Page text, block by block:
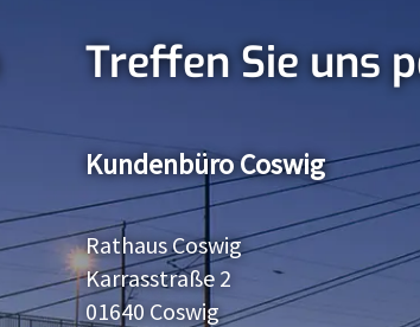
Treffen Sie uns
Kundenbüro Coswig
Rathaus Coswig
Karrasstraße 2
01640 Coswig